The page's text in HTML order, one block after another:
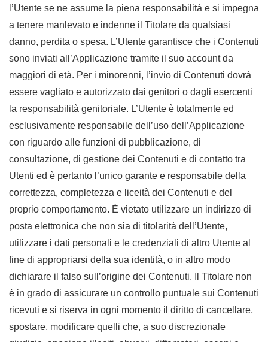
l’Utente se ne assume la piena responsabilità e si impegna
a tenere manlevato e indenne il Titolare da qualsiasi
danno, perdita o spesa. L’Utente garantisce che i Contenuti
sono inviati all’Applicazione tramite il suo account da
maggiori di età. Per i minorenni, l’invio di Contenuti dovrà
essere vagliato e autorizzato dai genitori o dagli esercenti
la responsabilità genitoriale. L’Utente è totalmente ed
esclusivamente responsabile dell’uso dell’Applicazione
con riguardo alle funzioni di pubblicazione, di
consultazione, di gestione dei Contenuti e di contatto tra
Utenti ed è pertanto l’unico garante e responsabile della
correttezza, completezza e liceità dei Contenuti e del
proprio comportamento. È vietato utilizzare un indirizzo di
posta elettronica che non sia di titolarità dell’Utente,
utilizzare i dati personali e le credenziali di altro Utente al
fine di appropriarsi della sua identità, o in altro modo
dichiarare il falso sull’origine dei Contenuti. Il Titolare non
è in grado di assicurare un controllo puntuale sui Contenuti
ricevuti e si riserva in ogni momento il diritto di cancellare,
spostare, modificare quelli che, a suo discrezionale